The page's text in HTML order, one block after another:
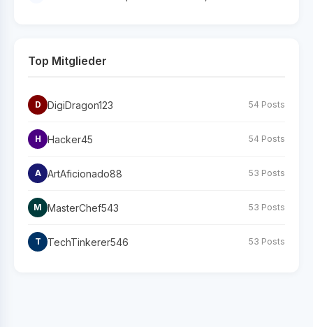
Top Mitglieder
D DigiDragon123 54 Posts
H Hacker45 54 Posts
A ArtAficionado88 53 Posts
M MasterChef543 53 Posts
T TechTinkerer546 53 Posts